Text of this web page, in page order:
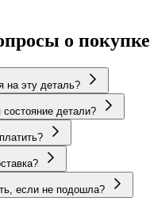
о покупке
на эту деталь?
состояние детали?
если не подошла?